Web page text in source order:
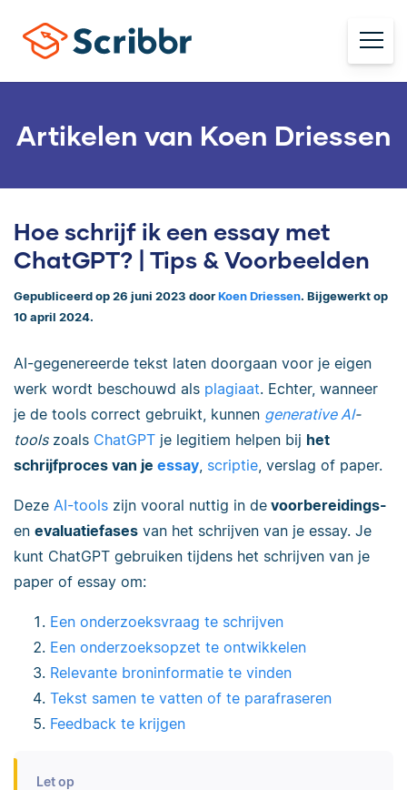
Artikelen van Koen Driessen
Hoe schrijf ik een essay met
ChatGPT? | Tips & Voorbeelden
Gepubliceerd op 26 juni 2023 door Koen Driessen. Bijgewerkt op
10 april 2024.
AI-gegenereerde tekst laten doorgaan voor je eigen
werk wordt beschouwd als plagiaat. Echter, wanneer
je de tools correct gebruikt, kunnen generative AI-
toolszoals ChatGPT je legitiem helpen bij het
schrijfproces van je essay, scriptie, verslag of paper.
Deze AI-tools zijn vooral nuttig in de voorbereidings-
en evaluatiefases van het schrijven van je essay. Je
kunt ChatGPT gebruiken tijdens het schrijven van je
paper of essay om:
Een onderzoeksvraag te schrijven
Een onderzoeksopzet te ontwikkelen
Relevante broninformatie te vinden
Tekst samen te vatten of te parafraseren
Feedback te krijgen
Let op